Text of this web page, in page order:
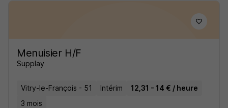
Menuisier H/F
Supplay
Vitry-le-François - 51 Intérim
12,31 - 14 € / heure
3 mois